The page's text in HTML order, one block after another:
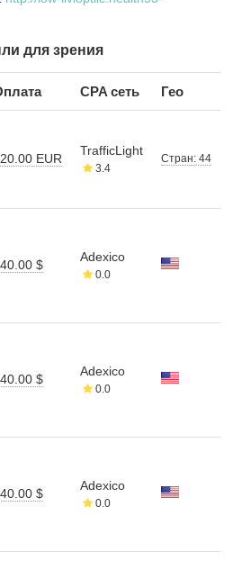
для зрения
CPA сеть Гео
EUR
TrafficLight
3.4
Стран: 44
$
Adexico
0.0
$
Adexico
0.0
$
Adexico
0.0